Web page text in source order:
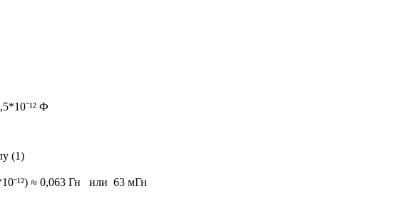
Ф
(1)
≈ 0,063 Гн или 63 мГн